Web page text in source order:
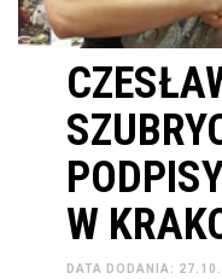
W
DATA DODANIA: